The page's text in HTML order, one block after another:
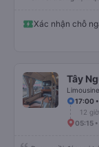
Xác nhận chỗ
Tây
17:00
12
05:15